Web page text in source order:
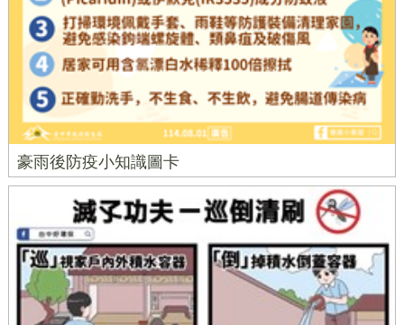
豪雨後防疫小知識圖卡